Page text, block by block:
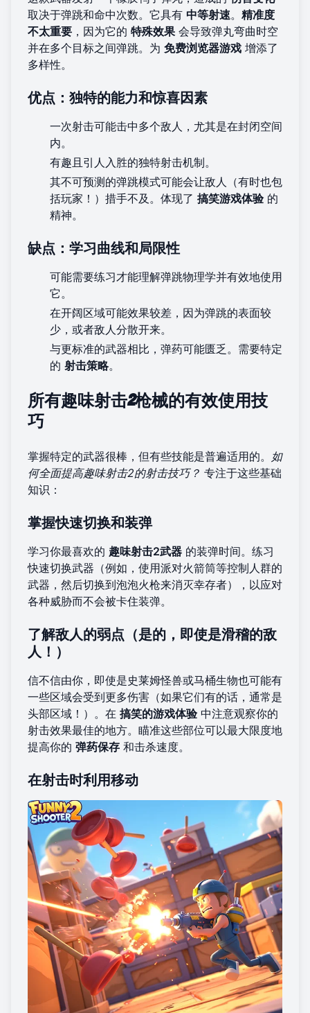
取决于弹跳和命中次数。它具有 中等射速。 精准度
不太重要 ，因为它的 特殊效果 会导致弹丸弯曲时空
并在多个目标之间弹跳。为 免费浏览器游戏 增添了
多样性。
优点：独特的能力和惊喜因素
一次射击可能击中多个敌人，尤其是在封闭空间
内。
有趣且引人入胜的独特射击机制。
其不可预测的弹跳模式可能会让敌人（有时也包
括玩家！）措手不及。体现了 搞笑游戏体验的
精神。
缺点：学习曲线和局限性
可能需要练习才能理解弹跳物理学并有效地使用
它。
在开阔区域可能效果较差，因为弹跳的表面较
少，或者敌人分散开来。
与更标准的武器相比，弹药可能匮乏。需要特定
的 射击策略。
所有趣味射击2枪械的有效使用技
巧
掌握特定的武器很棒，但有些技能是普遍适用的。 如
何全面提高趣味射击2的射击技巧？ 专注于这些基础
知识：
掌握快速切换和装弹
学习你最喜欢的 趣味射击2武器 的装弹时间。练习
快速切换武器（例如，使用派对火箭筒等控制人群的
武器，然后切换到泡泡火枪来消灭幸存者），以应对
各种威胁而不会被卡住装弹。
了解敌人的弱点（是的，即使是滑稽的敌
人！）
信不信由你，即使是史莱姆怪兽或马桶生物也可能有
一些区域会受到更多伤害（如果它们有的话，通常是
头部区域！）。在 搞笑的游戏体验中注意观察你的
射击效果最佳的地方。瞄准这些部位可以最大限度地
提高你的 弹药保存 和击杀速度。
在射击时利用移动